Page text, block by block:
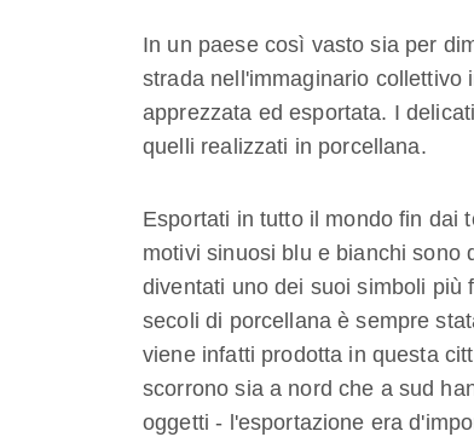
In un paese così vasto sia per
strada nell'immaginario collettivo
apprezzata ed esportata. I
quelli realizzati in porcellana.
Esportati in tutto il mondo fin dai
motivi sinuosi blu e bianchi sono
diventati uno dei suoi simboli più
secoli di porcellana è sempre
viene infatti prodotta in questa
scorrono sia a nord che a sud
oggetti - l'esportazione era